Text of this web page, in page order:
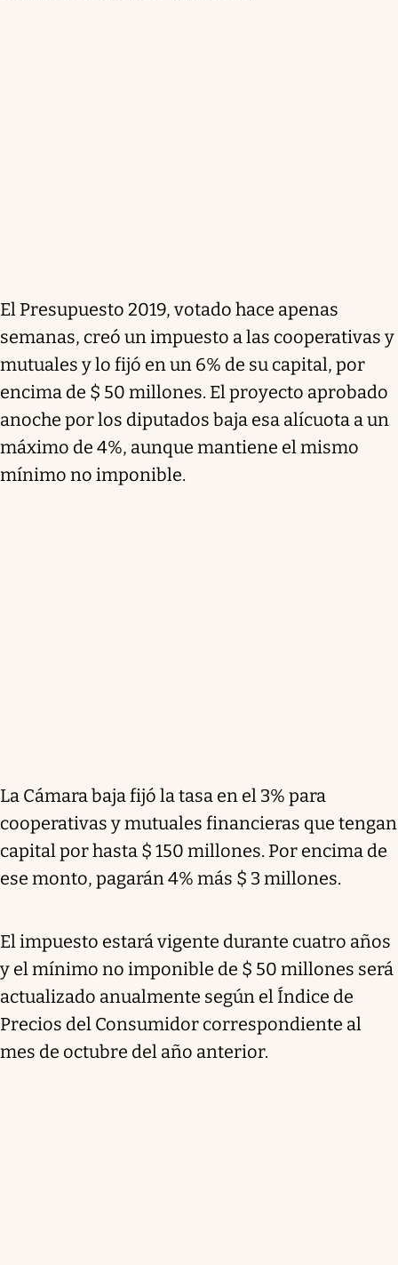
El Presupuesto 2019, votado hace apenas
semanas, creó un impuesto a las cooperativas y
mutuales y lo fijó en un 6% de su capital, por
encima de $ 50 millones. El proyecto aprobado
anoche por los diputados baja esa alícuota a un
máximo de 4%, aunque mantiene el mismo
mínimo no imponible.
La Cámara baja fijó la tasa en el 3% para
cooperativas y mutuales financieras que tengan
capital por hasta $ 150 millones. Por encima de
ese monto, pagarán 4% más $ 3 millones.
El impuesto estará vigente durante cuatro años
y el mínimo no imponible de $ 50 millones será
actualizado anualmente según el Índice de
Precios del Consumidor correspondiente al
mes de octubre del año anterior.